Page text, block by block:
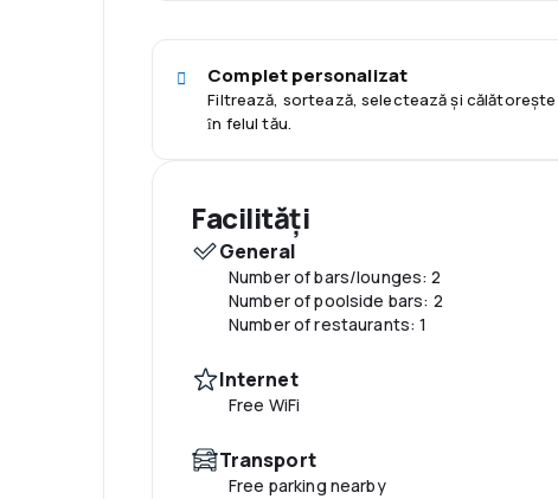
Complet personalizat
Filtrează, sortează, selectează și călătoreşte
ȋn felul tău.
Facilități
General
Number of bars/lounges: 2
Number of poolside bars: 2
Number of restaurants: 1
Internet
Free WiFi
Transport
Free parking nearby